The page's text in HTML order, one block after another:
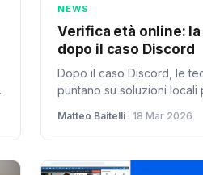
NEWS
Verifica età online:
dopo il caso Discord
Dopo il caso Discord, le
puntano su soluzioni
completa.
Matteo Baitelli · 18 Mar 2026